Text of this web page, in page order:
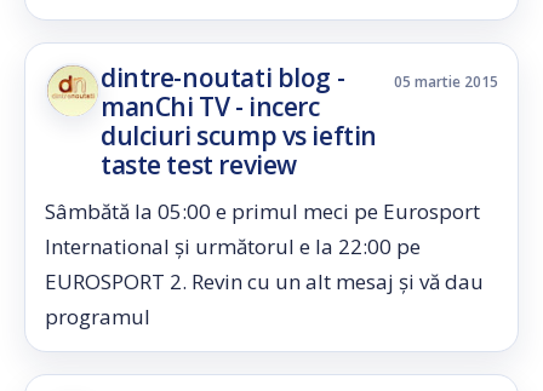
dintre-noutati blog -
manChi TV - incerc
dulciuri scump vs ieftin
taste test review
05 martie 2015
Sâmbătă la 05:00 e primul meci pe Eurosport
International și următorul e la 22:00 pe
EUROSPORT 2. Revin cu un alt mesaj și vă dau
programul